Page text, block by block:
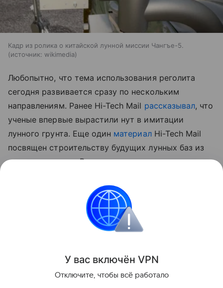
Кадр из ролика о китайской лунной миссии Чангъе-5.
источник: wikimedia
Любопытно, что тема использования реголита
сегодня развивается сразу по нескольким
направлениям. Ранее Hi-Tech Mail рассказывал, что
ученые впервые вырастили нут в имитации
лунного грунта. Еще один материалHi-Tech Mail
посвящен строительству будущих лунных баз из
самого реголита. В нем рассматривается
создания инфраструктуры прямо на месте.
Поделиться
У вас включён VPN
Отключите, чтобы всё работало